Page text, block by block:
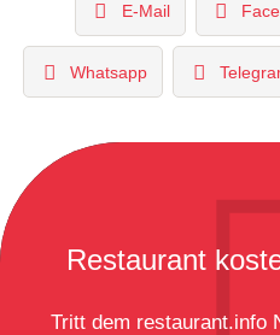
E-Mail
Whatsapp
Restaurant
Tritt dem restaurant.info